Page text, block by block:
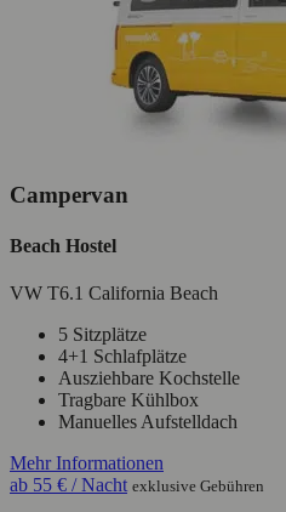
Campervan
Beach Hostel
VW T6.1 California Beach
5 Sitzplätze
4+1 Schlafplätze
Ausziehbare Kochstelle
Tragbare Kühlbox
Manuelles Aufstelldach
Mehr Informationen
ab 55 € / Nacht exklusive Gebühren